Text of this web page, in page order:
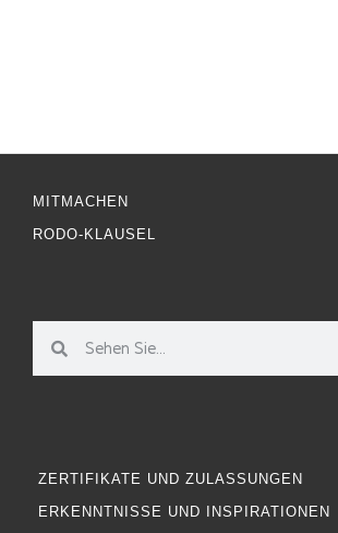
MITMACHEN
RODO-KLAUSEL
ZERTIFIKATE UND ZULASSUNGEN
ERKENNTNISSE UND INSPIRATIONEN